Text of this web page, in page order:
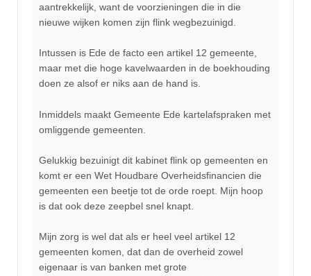
aantrekkelijk, want de voorzieningen die in die
nieuwe wijken komen zijn flink wegbezuinigd.
Intussen is Ede de facto een artikel 12 gemeente,
maar met die hoge kavelwaarden in de boekhouding
doen ze alsof er niks aan de hand is.
Inmiddels maakt Gemeente Ede kartelafspraken met
omliggende gemeenten.
Gelukkig bezuinigt dit kabinet flink op gemeenten en
komt er een Wet Houdbare Overheidsfinancien die
gemeenten een beetje tot de orde roept. Mijn hoop
is dat ook deze zeepbel snel knapt.
Mijn zorg is wel dat als er heel veel artikel 12
gemeenten komen, dat dan de overheid zowel
eigenaar is van banken met grote